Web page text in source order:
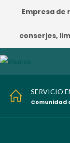
Empresa de
conserjes,
SERVICIO
Comunidad